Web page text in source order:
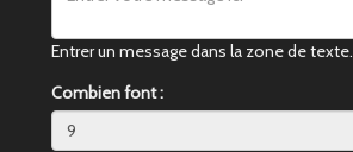
Entrer un message dans la zone de texte.
Combien font :